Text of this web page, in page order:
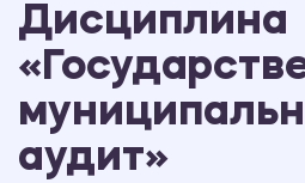
Дисциплина
аудит»